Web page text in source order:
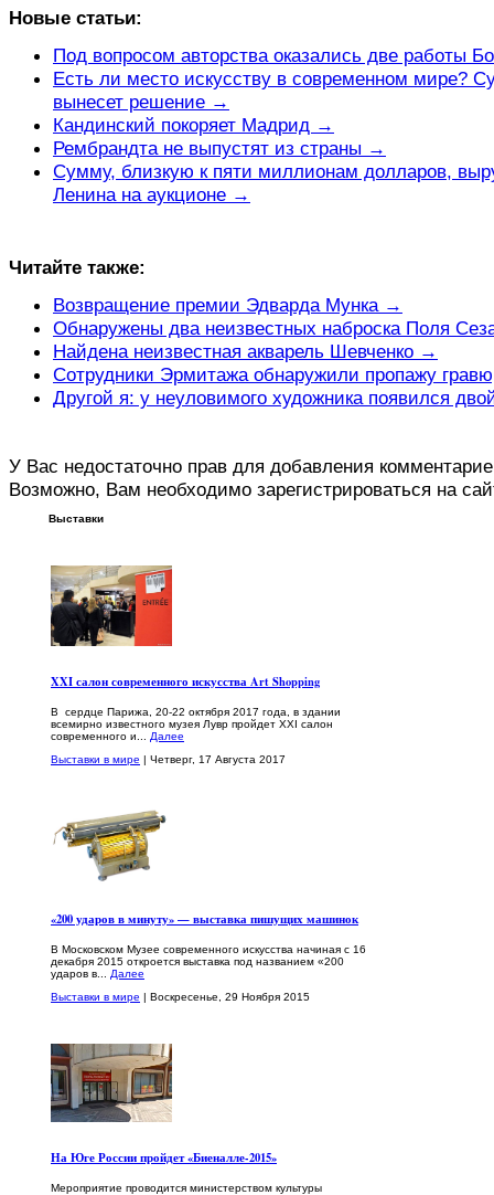
Новые статьи:
Под вопросом авторства оказались две работы
Есть ли место искусству в современном мире?
вынесет решение →
Кандинский покоряет Мадрид →
Рембрандта не выпустят из страны →
Сумму, близкую к пяти миллионам долларов,
Ленина на аукционе →
Читайте также:
Возвращение премии Эдварда Мунка →
Обнаружены два неизвестных наброска Поля
Найдена неизвестная акварель Шевченко →
Сотрудники Эрмитажа обнаружили пропажу
Другой я: у неуловимого художника появился
У Вас недостаточно прав для добавления
Возможно, Вам необходимо зарегистрироваться на
Выставки
XXI салон современного искусства Art Shopping
В сердце Парижа, 20-22 октября 2017 года, в здании
всемирно известного музея Лувр пройдет XXI салон
современного и... Далее
Выставки в мире | Четверг, 17 Августа 2017
«200 ударов в минуту» — выставка пишущих машинок
В Московском Музее современного искусства начиная с 16
декабря 2015 откроется выставка под названием «200
ударов в... Далее
Выставки в мире | Воскресенье, 29 Ноября 2015
На Юге России пройдет «Биеналле-2015»
Мероприятие проводится министерством культуры